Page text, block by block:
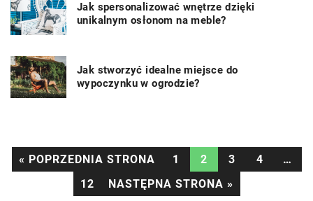
Jak spersonalizować wnętrze dzięki
unikalnym osłonom na meble?
Jak stworzyć idealne miejsce do
wypoczynku w ogrodzie?
« POPRZEDNIA STRONA 1 2 3 4
…
12
NASTĘPNA STRONA »